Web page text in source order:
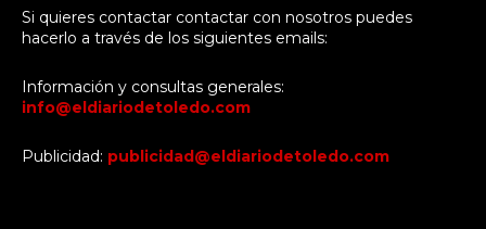
Si quieres contactar contactar con nosotros puedes
hacerlo a través de los siguientes emails:
Información y consultas generales:
info@eldiariodetoledo.com
Publicidad: publicidad@eldiariodetoledo.com